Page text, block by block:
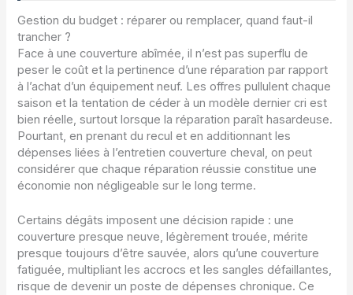
Gestion du budget : réparer ou remplacer, quand faut-il
trancher ?
Face à une couverture abîmée, il n’est pas superflu de
peser le coût et la pertinence d’une réparation par rapport
à l’achat d’un équipement neuf. Les offres pullulent chaque
saison et la tentation de céder à un modèle dernier cri est
bien réelle, surtout lorsque la réparation paraît hasardeuse.
Pourtant, en prenant du recul et en additionnant les
dépenses liées à l’entretien couverture cheval, on peut
considérer que chaque réparation réussie constitue une
économie non négligeable sur le long terme.
Certains dégâts imposent une décision rapide : une
couverture presque neuve, légèrement trouée, mérite
presque toujours d’être sauvée, alors qu’une couverture
fatiguée, multipliant les accrocs et les sangles défaillantes,
risque de devenir un poste de dépenses chronique. Ce